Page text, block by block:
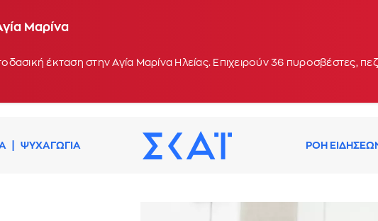
Κολυμπάδα στη Σκύρο - Ενισχύθηκαν οι δυνάμεις
Μαρίνα
έκταση στην Αγία Μαρίνα Ηλείας. Επιχειρούν 36 πυροσβέστες,
ΨΥΧΑΓΩΓΙΑ ΡΟΗ